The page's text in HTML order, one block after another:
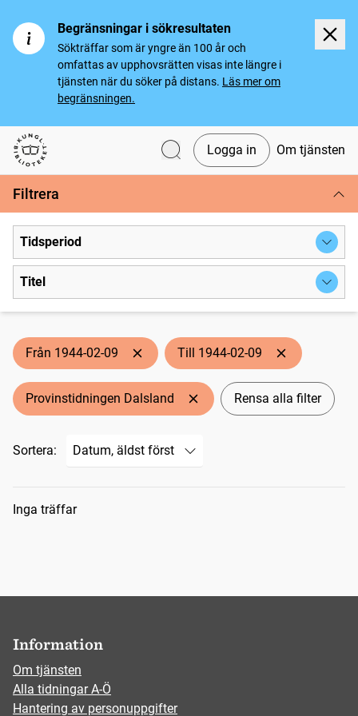
Begränsningar i sökresultaten
Sökträffar som är yngre än 100 år och
omfattas av upphovsrätten visas inte längre i
tjänsten när du söker på distans. Läs mer om
begränsningen.
Svenska tidningar
Logga in Om tjänsten
Filtrera
Tidsperiod
Titel
Från 1944-02-09 Till 1944-02-09
Provinstidningen Dalsland Rensa alla filter
Sortera:
Sökresultat
Inga träffar
Information
Om tjänsten
Alla tidningar A-Ö
Hantering av personuppgifter